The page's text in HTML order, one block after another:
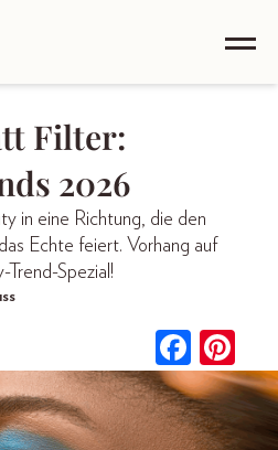
Filter:
2026
in eine Richtung, die den
Echte feiert. Vorhang auf
Spezial!